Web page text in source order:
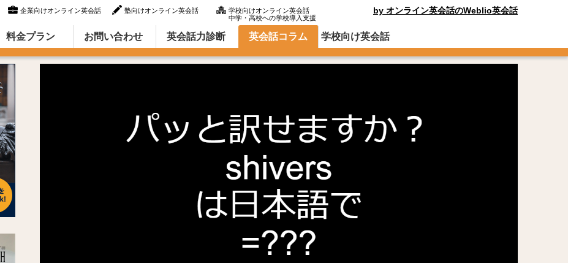
企業向けオンライン英会話 塾向けオンライン英会話
学校向けオンライン英会話
中学・高校への学校導入支援
by オンライン英会話のWeblio英会話
ラム（英語での言い方・英語表現）
料金プラン お問い合わせ 英会話力診断 英会話コラム 学校向け英会話